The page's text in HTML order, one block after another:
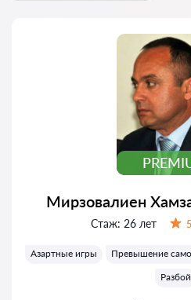
Мирзовалиен
Стаж: 26 лет 5
Азартные игры Превышение
Разбой